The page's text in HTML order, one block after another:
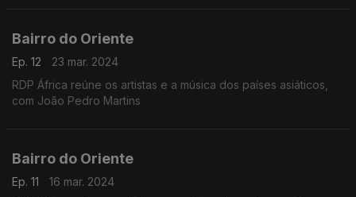
Bairro do Oriente
Ep. 12
23 mar. 2024
RDP África reúne os artistas e a música dos países asiáticos,
com João Pedro Martins
Bairro do Oriente
Ep. 11
16 mar. 2024